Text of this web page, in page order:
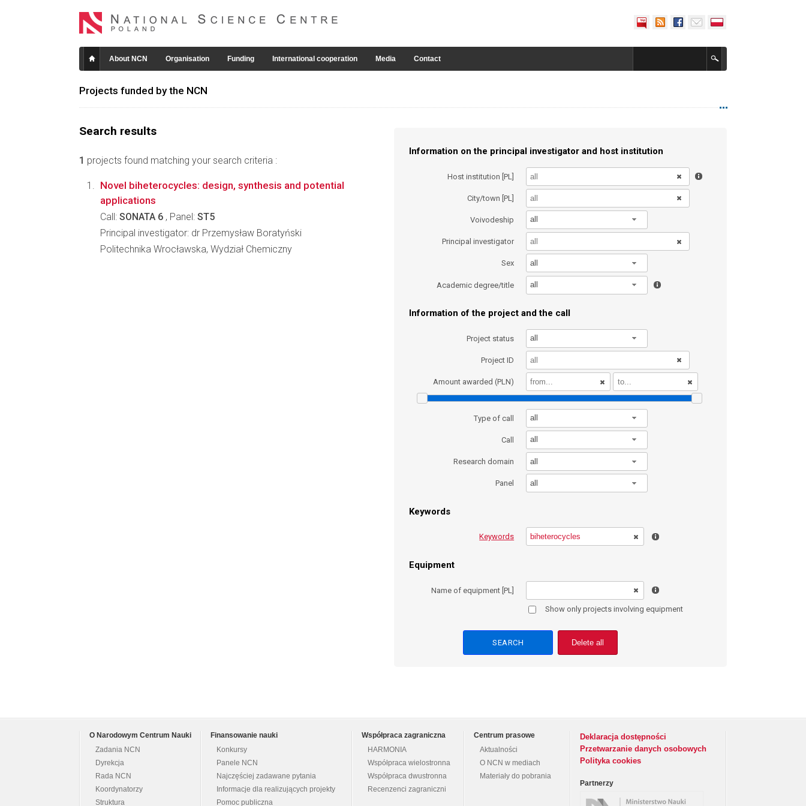
About NCN Organisation Funding International cooperation Media Contact
Projects funded by the NCN
Search results
1 projects found matching your search criteria :
Information on the principal investigator and host institution
Host institution [PL]
City/town [PL]
Voivodeship all
Principal investigator
Sex all
Academic degree/title all
Information of the project and the call
Project status all
Project ID
Amount awarded (PLN)
Type of call all
Call all
Research domain all
Panel all
Keywords
Keywords
Equipment
Name of equipment [PL]
Show only projects involving equipment
Delete all
Novel biheterocycles: design, synthesis and potential
applications
Call: SONATA 6 , Panel: ST5
Principal investigator: dr Przemysław Boratyński
Politechnika Wrocławska, Wydział Chemiczny
O Narodowym Centrum Nauki
Zadania NCN
Dyrekcja
Rada NCN
Koordynatorzy
Struktura
Finansowanie nauki
Konkursy
Panele NCN
Najczęściej zadawane pytania
Informacje dla realizujących projekty
Pomoc publiczna
Współpraca zagraniczna
HARMONIA
Współpraca wielostronna
Współpraca dwustronna
Recenzenci zagraniczni
Centrum prasowe
Aktualności
O NCN w mediach
Materiały do pobrania
Deklaracja dostępności
Przetwarzanie danych osobowych
Polityka cookies
Partnerzy